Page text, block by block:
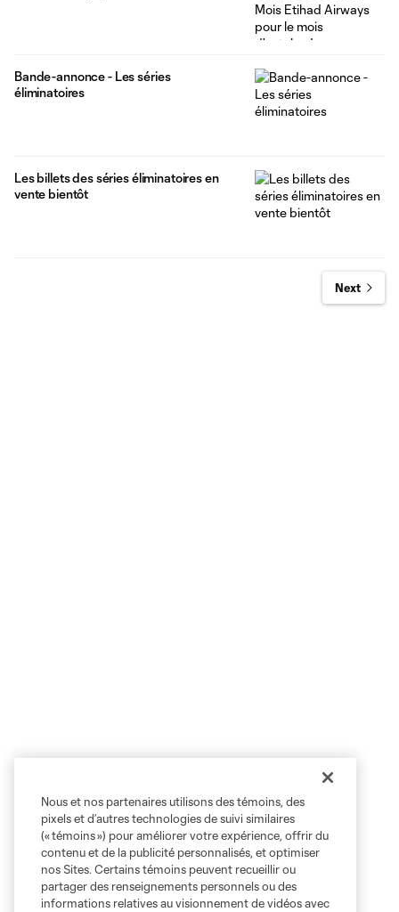
Bande-annonce - Les séries
éliminatoires
Les billets des séries éliminatoires en
vente bientôt
Next
Nous et nos partenaires utilisons des témoins, des
pixels et d’autres technologies de suivi similaires
(« témoins ») pour améliorer votre expérience, offrir du
contenu et de la publicité personnalisés, et optimiser
nos Sites. Certains témoins peuvent recueillir ou
partager des renseignements personnels ou des
informations relatives au visionnement de vidéos avec